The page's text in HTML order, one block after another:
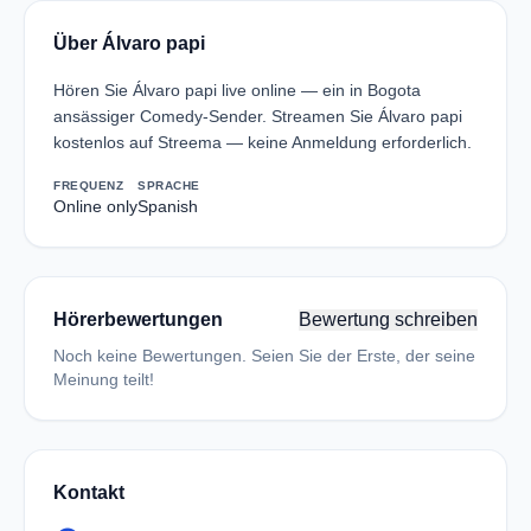
Über Álvaro papi
Hören Sie Álvaro papi live online — ein in Bogota
ansässiger Comedy-Sender. Streamen Sie Álvaro papi
kostenlos auf Streema — keine Anmeldung erforderlich.
FREQUENZ
Online only
SPRACHE
Spanish
Hörerbewertungen Bewertung schreiben
Noch keine Bewertungen. Seien Sie der Erste, der seine
Meinung teilt!
Kontakt